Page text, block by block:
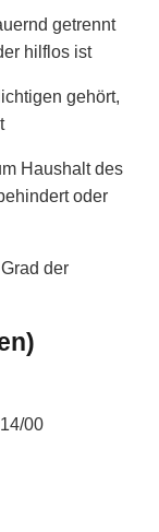
getrennt
hilflos ist
gehört,
Haushalt des
oder
der
00